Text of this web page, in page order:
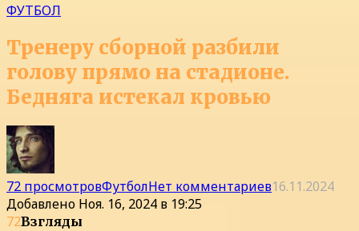
ФУТБОЛ
Тренеру сборной разбили
голову прямо на стадионе.
Бедняга истекал кровью
72 просмотровФутболНет комментариев16.11.2024
Добавлено Ноя. 16, 2024 в 19:25
72Взгляды